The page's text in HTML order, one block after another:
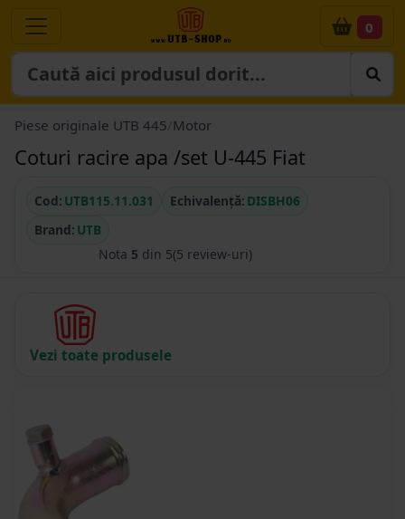
0
Piese originale UTB 445 Motor
Coturi racire apa /set U-445 Fiat
Cod: UTB115.11.031 Echivalență: DISBH06
Brand: UTB
Nota 5 din 5(5 review-uri)
Vezi toate produsele